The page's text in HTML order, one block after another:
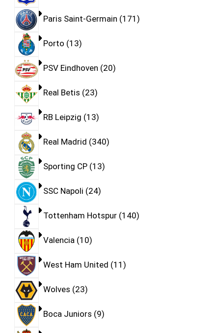
Paris Saint-Germain 171
Porto 13
PSV Eindhoven 20
Real Betis 23
RB Leipzig 13
Real Madrid 340
Sporting CP 13
SSC Napoli 24
Tottenham Hotspur 140
Valencia 10
West Ham United 11
Wolves 23
Boca Juniors 9